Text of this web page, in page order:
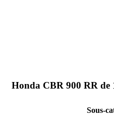
Honda CBR 900 RR de
Sous-